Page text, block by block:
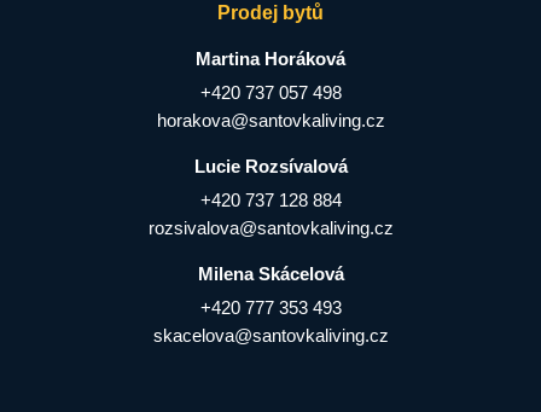
Prodej bytů
Martina Horáková
+420 737 057 498
horakova@santovkaliving.cz
Lucie Rozsívalová
+420 737 128 884
rozsivalova@santovkaliving.cz
Milena Skácelová
+420 777 353 493
skacelova@santovkaliving.cz